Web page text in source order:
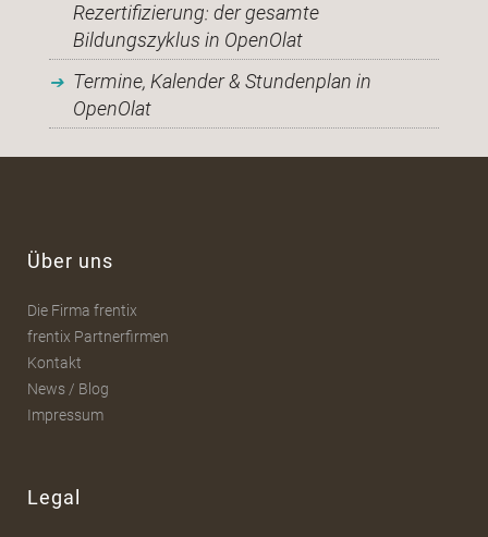
Rezertifizierung: der gesamte
Bildungszyklus in OpenOlat
Termine, Kalender & Stundenplan in
OpenOlat
Über uns
Die Firma frentix
frentix Partnerfirmen
Kontakt
News / Blog
Impressum
Legal